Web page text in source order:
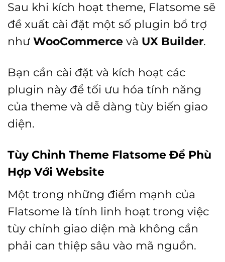
Sau khi kích hoạt theme, Flatsome sẽ
đề xuất cài đặt một số plugin bổ trợ
như WooCommerce và UX Builder.
Bạn cần cài đặt và kích hoạt các
plugin này để tối ưu hóa tính năng
của theme và dễ dàng tùy biến giao
diện.
Tùy Chỉnh Theme Flatsome Để Phù
Hợp Với Website
Một trong những điểm mạnh của
Flatsome là tính linh hoạt trong việc
tùy chỉnh giao diện mà không cần
phải can thiệp sâu vào mã nguồn.